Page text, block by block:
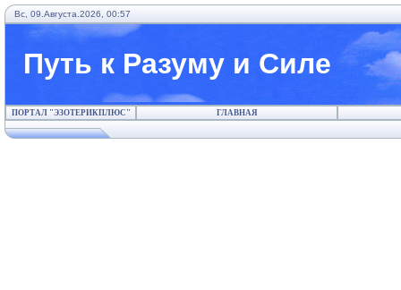
Вс, 09.Августа.2026, 00:57
Путь к Разуму и Силе
ПОРТАЛ "ЭЗОТЕРИКПЛЮС" ГЛАВНАЯ